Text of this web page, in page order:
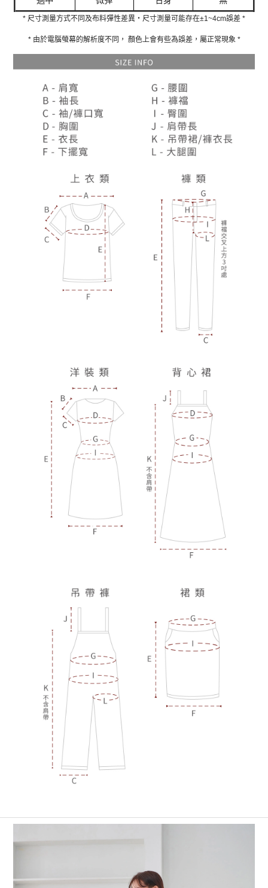
* 尺寸測量方式不同及布料彈性差異‧尺寸測量可能存在±1~4cm誤差 *
* 由於電腦螢幕的解析度不同， 顏色上會有些為誤差，屬正常現象 *